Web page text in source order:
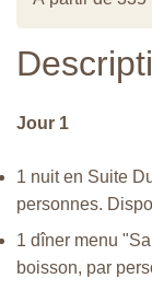
Jour 1
1 nuit en Suite
personnes.
1 dîner menu
boisson, par